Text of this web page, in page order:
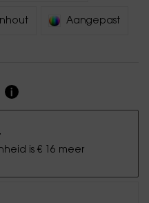
Aangepast
is € 16 meer